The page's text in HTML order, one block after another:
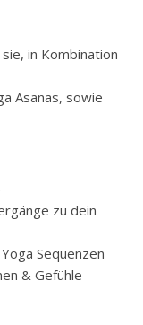
in Kombination
Asanas, sowie
zu dein
Sequenzen
& Gefühle